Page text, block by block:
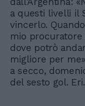
a questi livelli il
vincerlo.
mio procuratore
dove potrò
migliore per
a secco,
del sesto gol.